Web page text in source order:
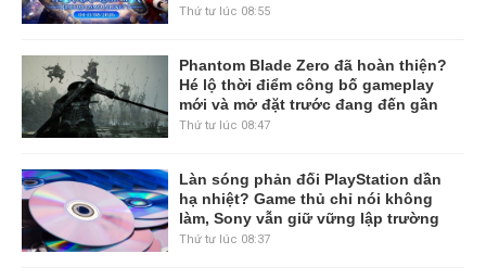
Thứ tư lúc 08:55
Phantom Blade Zero đã hoàn thiện?
Hé lộ thời điểm công bố gameplay
mới và mở đặt trước đang đến gần
Thứ tư lúc 08:47
Làn sóng phản đối PlayStation dần
hạ nhiệt? Game thủ chỉ nói không
làm, Sony vẫn giữ vững lập trường
Thứ tư lúc 08:37